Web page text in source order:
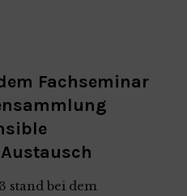
Fachseminar
stand bei dem